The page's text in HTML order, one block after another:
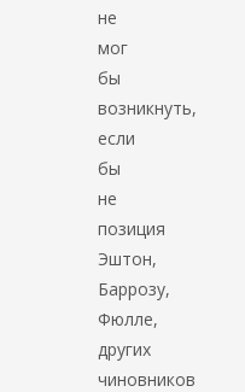
не
мог
бы
возникнуть,
если
бы
не
позиция
Эштон,
Баррозу,
Фюлле,
других
чиновников